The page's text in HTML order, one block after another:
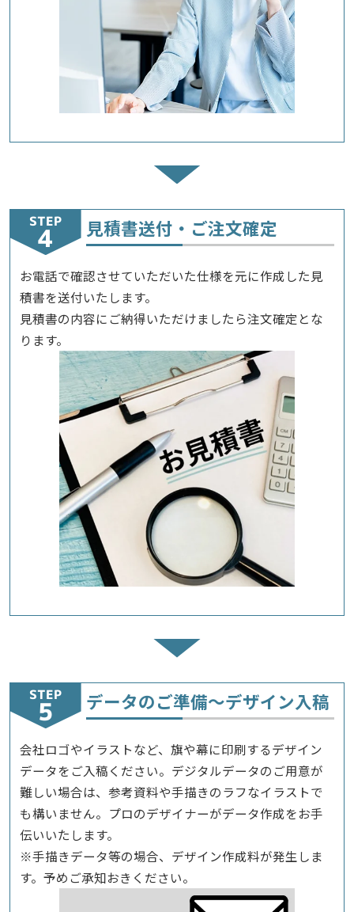
STEP 見積書送付・ご注文確定
お電話で確認させていただいた仕様を元に作成した見
積書を送付いたします。
見積書の内容にご納得いただけましたら注文確定とな
ります。
STEP データのご準備～デザイン入稿
会社ロゴやイラストなど、旗や幕に印刷するデザイン
データをご入稿ください。デジタルデータのご用意が
難しい場合は、参考資料や手描きのラフなイラストで
も構いません。プロのデザイナーがデータ作成をお手
伝いいたします。
※手描きデータ等の場合、デザイン作成料が発生しま
す。予めご承知おきください。